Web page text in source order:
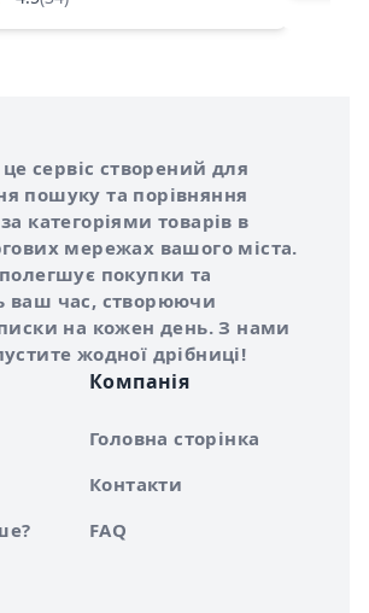
Shurshilo
сервіс створений для
пошуку та порівняння
категоріями товарів в
мережах вашого міста.
покупки та
ваш час, створюючи
на кожен день. З нами
жодної дрібниці!
Компанія
Головна сторінка
Контакти
FAQ